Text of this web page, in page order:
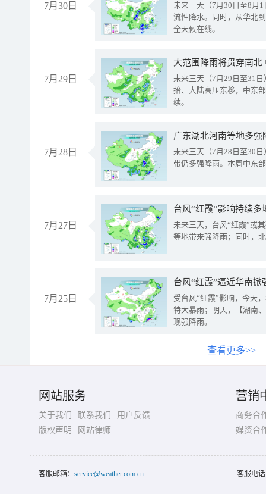
7月30日
未来三天（7月30日至8月
流性降水。同时，从华北
全天候在线。
7月29日
大范围降雨将贯穿南
未来三天（7月29日至31
抬、大陆高压东移，中东
续。
7月28日
广东湖北河南等地多
未来三天（7月28日至30
带仍多强降雨。本周中东
7月27日
台风“红霞”影响持续
未来三天，台风“红霞”或
等地带来强降雨；同时，
7月25日
台风“红霞”逼近华南
受台风“红霞”影响，今天
特大暴雨；明天，【湖南
现强降雨。
查看更多>>
网站服务
关于我们 联系我们
用户反馈
版权声明
网站律师
营销
商务合
媒资合
客服邮箱： service@weather.com.cn 客服电